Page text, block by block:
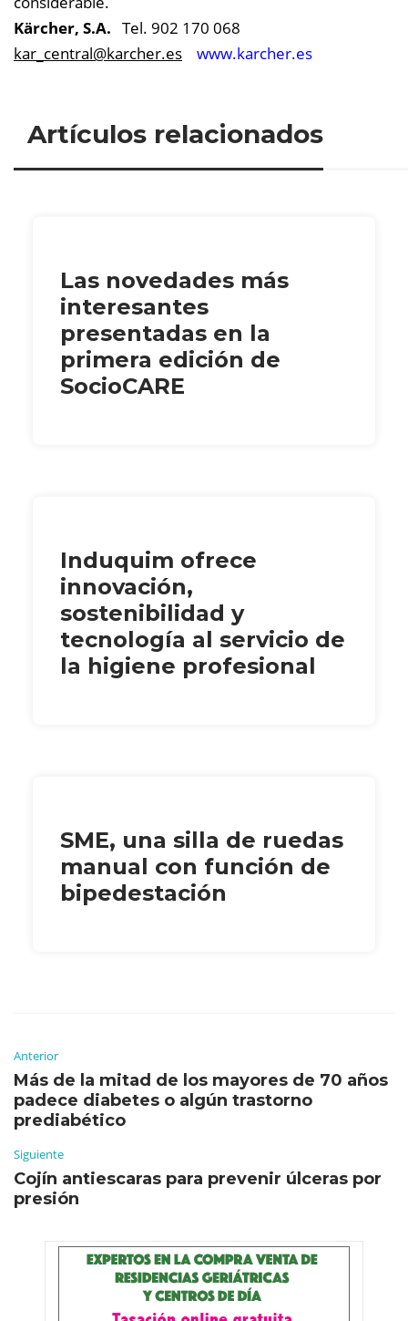
Kärcher, S.A. Tel. 902 170 068
kar_central@karcher.es www.karcher.es
Artículos relacionados
Las novedades más
interesantes
presentadas en la
primera edición de
SocioCARE
Induquim ofrece
innovación,
sostenibilidad y
tecnología al servicio de
la higiene profesional
SME, una silla de ruedas
manual con función de
bipedestación
Anterior
Más de la mitad de los mayores de 70 años
padece diabetes o algún trastorno
prediabético
Siguiente
Cojín antiescaras para prevenir úlceras por
presión